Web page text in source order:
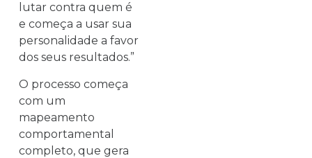
lutar contra quem é
e começa a usar sua
personalidade a favor
dos seus resultados.”
O processo começa
com um
mapeamento
comportamental
completo, que gera